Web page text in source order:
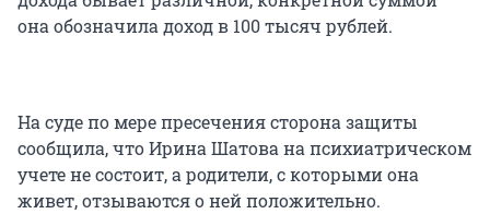
она обозначила доход в 100 тысяч рублей.
На суде по мере пресечения сторона защиты
сообщила, что Ирина Шатова на психиатрическом
учете не состоит, а родители, с которыми она
живет, отзываются о ней положительно.